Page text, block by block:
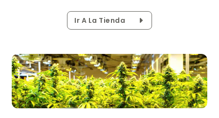
Ir A La Tienda